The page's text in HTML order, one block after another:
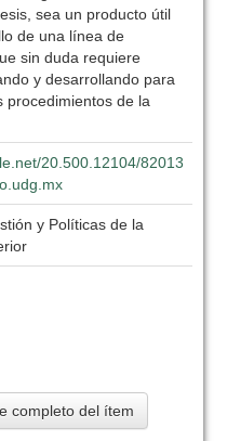
20.500.12104/82013
y Políticas de la
completo del ítem